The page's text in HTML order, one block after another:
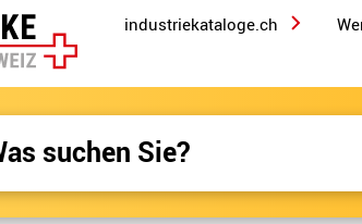
industriekataloge.ch